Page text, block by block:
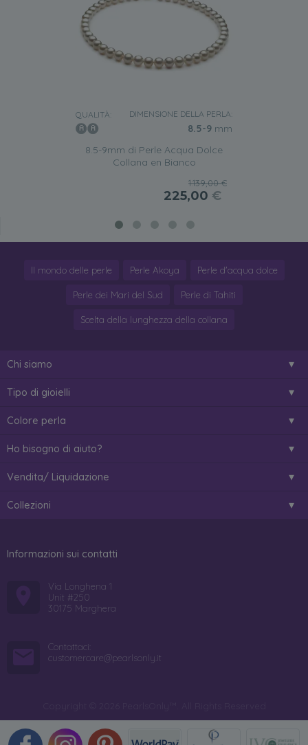
QUALITÀ: DIMENSIONE DELLA PERLA:
8.5-9 mm
8.5-9mm di Perle Acqua Dolce
Collana en Bianco
1.139,00 €
225,00 €
Il mondo delle perle Perle Akoya Perle d'acqua dolce
Perle dei Mari del Sud Perle di Tahiti
Scelta della lunghezza della collana
Chi siamo
Tipo di gioielli
Colore perla
Ho bisogno di aiuto?
Vendita/ Liquidazione
Collezioni
Informazioni sui contatti
Via Longhena 1
Unit #250
30175 Marghera
Contattaci:
customercare@pearlsonly.it